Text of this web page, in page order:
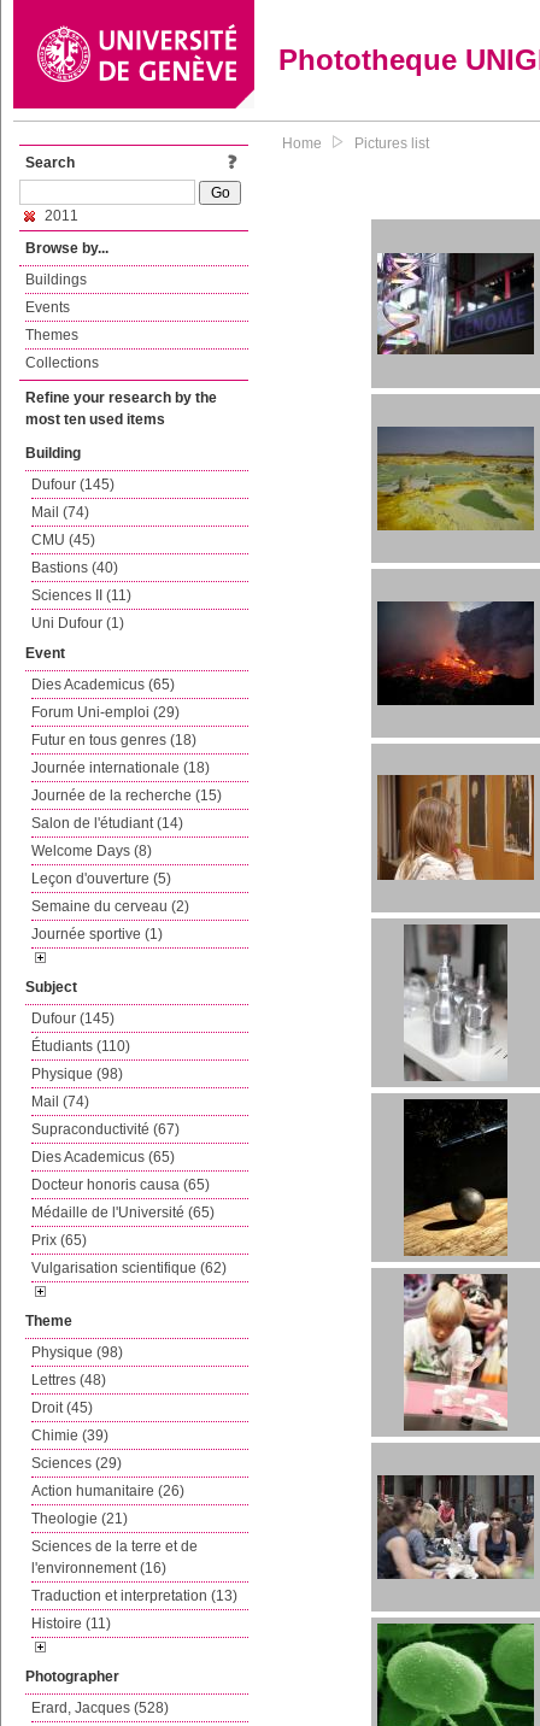
Phototheque
Search
2011
Browse by...
Buildings
Events
Themes
Collections
Refine your research by the
most ten used items
Building
Dufour (145)
Mail (74)
CMU (45)
Bastions (40)
Sciences II (11)
Uni Dufour (1)
Event
Dies Academicus (65)
Forum Uni-emploi (29)
Futur en tous genres (18)
Journée internationale (18)
Journée de la recherche (15)
Salon de l'étudiant (14)
Welcome Days (8)
Leçon d'ouverture (5)
Semaine du cerveau (2)
Journée sportive (1)
Subject
Dufour (145)
Étudiants (110)
Physique (98)
Mail (74)
Supraconductivité (67)
Dies Academicus (65)
Docteur honoris causa (65)
Médaille de l'Université (65)
Prix (65)
Vulgarisation scientifique (62)
Theme
Physique (98)
Lettres (48)
Droit (45)
Chimie (39)
Sciences (29)
Action humanitaire (26)
Theologie (21)
Sciences de la terre et de
l'environnement (16)
Traduction et interpretation (13)
Histoire (11)
Photographer
Erard, Jacques (528)
Home Pictures list